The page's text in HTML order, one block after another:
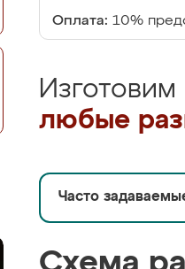
Оплата: 10%
любые
Часто